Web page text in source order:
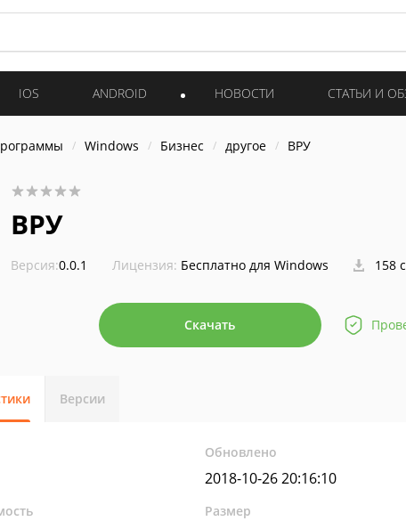
IOS ANDROID НОВОСТИ СТАТЬИ И
Windows Бизнес другое ВРУ
ВРУ
Версия:0.0.1 Лицензия: Бесплатно для Windows 158
Скачать
Версии
Обновлено
2018-10-26 20:16:10
Размер